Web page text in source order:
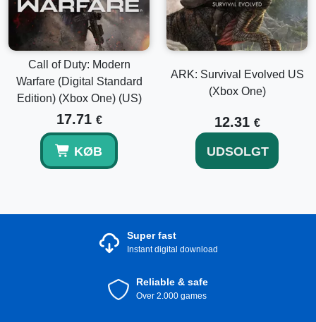
Call of Duty: Modern
Warfare (Digital Standard
Edition) (Xbox One) (US)
17.71 €
KØB
ARK: Survival Evolved US
(Xbox One)
12.31 €
UDSOLGT
Super fast
Instant digital download
Reliable & safe
Over 2.000 games